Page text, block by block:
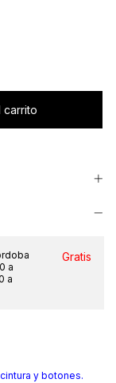
a
a
Gratis
y botones.